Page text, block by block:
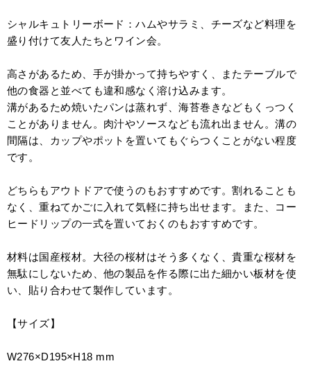
シャルキュトリーボード：ハムやサラミ、チーズなど料理を
盛り付けて友人たちとワイン会。
高さがあるため、手が掛かって持ちやすく、またテーブルで
他の食器と並べても違和感なく溶け込みます。
溝があるため焼いたパンは蒸れず、海苔巻きなどもくっつく
ことがありません。肉汁やソースなども流れ出ません。溝の
間隔は、カップやポットを置いてもぐらつくことがない程度
です。
どちらもアウトドアで使うのもおすすめです。割れることも
なく、重ねてかごに入れて気軽に持ち出せます。また、コー
ヒードリップの一式を置いておくのもおすすめです。
材料は国産桜材。大径の桜材はそう多くなく、貴重な桜材を
無駄にしないため、他の製品を作る際に出た細かい板材を使
い、貼り合わせて製作しています。
【サイズ】
W276×D195×H18 mm